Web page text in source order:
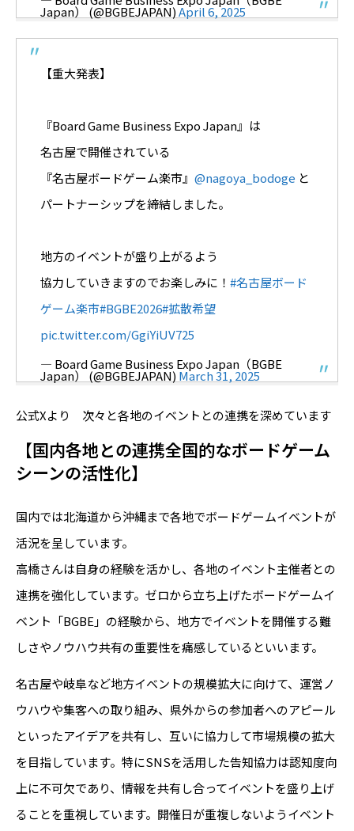
Japan） (@BGBEJAPAN)April 6, 2025
【重大発表】
『Board Game Business Expo Japan』は
名古屋で開催されている
『名古屋ボードゲーム楽市』 @nagoya_bodoge と
パートナーシップを締結しました。
地方のイベントが盛り上がるよう
協力していきますのでお楽しみに！ #名古屋ボード
ゲーム楽市#BGBE2026#拡散希望
pic.twitter.com/GgiYiUV725
— Board Game Business Expo Japan（BGBE
Japan） (@BGBEJAPAN) March 31, 2025
公式Xより 次々と各地のイベントとの連携を深めています
【国内各地との連携――全国的なボードゲーム
シーンの活性化】
国内では北海道から沖縄まで各地でボードゲームイベントが
活況を呈しています。
高橋さんは自身の経験を活かし、各地のイベント主催者との
連携を強化しています。ゼロから立ち上げたボードゲームイ
ベント「BGBE」の経験から、地方でイベントを開催する難
しさやノウハウ共有の重要性を痛感しているといいます。
名古屋や岐阜など地方イベントの規模拡大に向けて、運営ノ
ウハウや集客への取り組み、県外からの参加者へのアピール
といったアイデアを共有し、互いに協力して市場規模の拡大
を目指しています。特にSNSを活用した告知協力は認知度向
上に不可欠であり、情報を共有し合ってイベントを盛り上げ
ることを重視しています。開催日が重複しないようイベント